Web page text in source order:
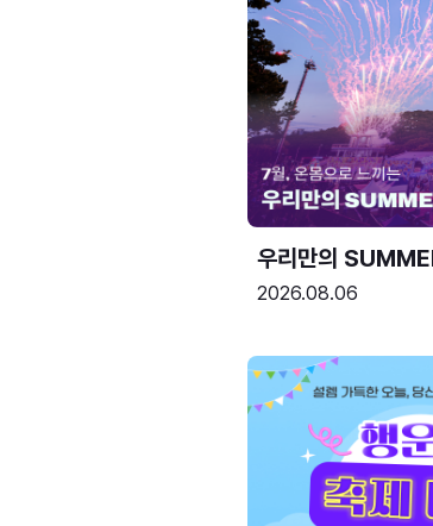
우리만의
2026.08.06